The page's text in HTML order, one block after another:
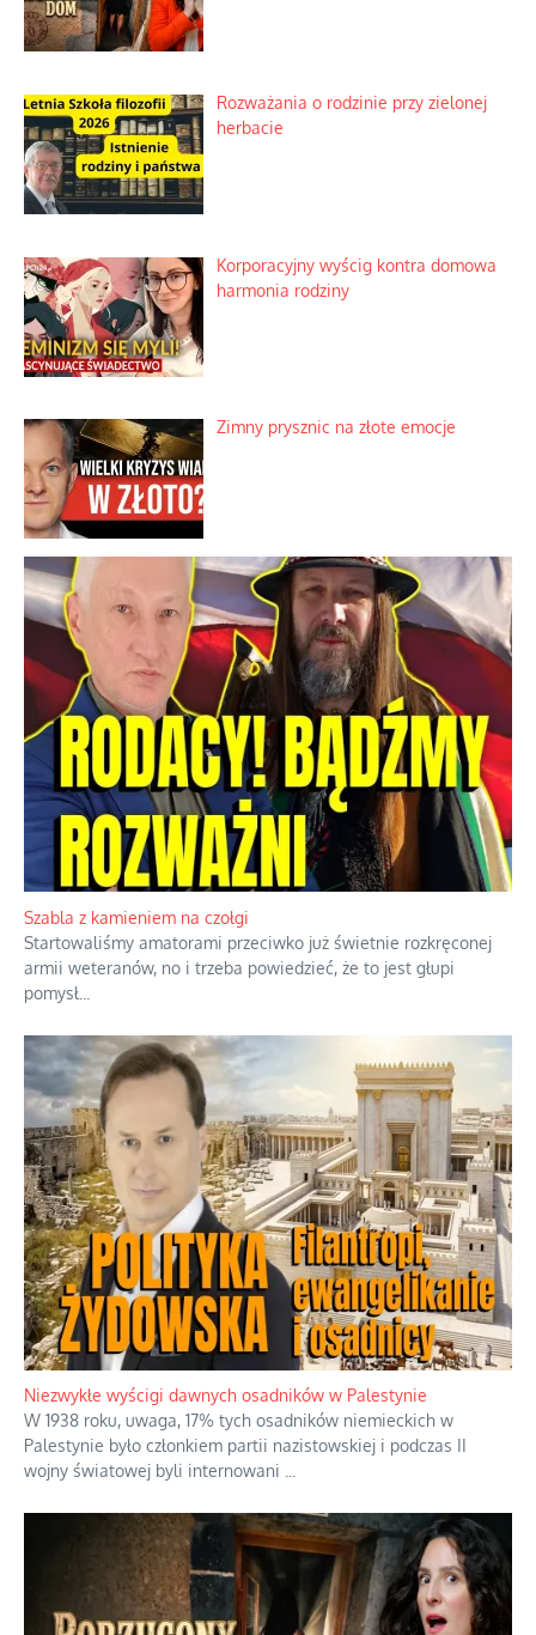
Korporacyjny wyścig kontra domowa
harmonia rodziny
Zimny prysznic na złote emocje
Szabla z kamieniem na czołgi
Startowaliśmy amatorami przeciwko już świetnie rozkręconej
armii weteranów, no i trzeba powiedzieć, że to jest głupi
pomysł...